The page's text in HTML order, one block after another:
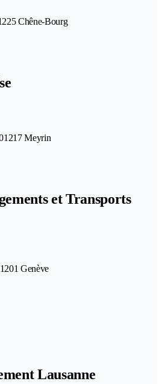
Chêne-Bourg
1217 Meyrin
et Transports
1201 Genève
Lausanne